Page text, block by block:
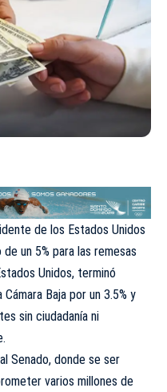
de los Estados Unidos
un 5% para las remesas
Unidos, terminó
Baja por un 3.5% y
sin ciudadanía ni
Senado, donde se ser
varios millones de